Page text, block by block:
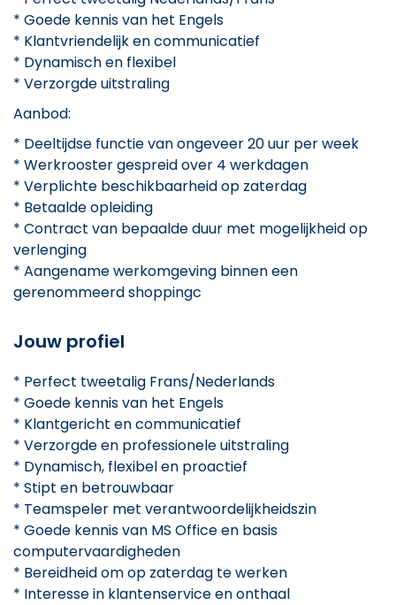
* Goede kennis van het Engels
* Klantvriendelijk en communicatief
* Dynamisch en flexibel
* Verzorgde uitstraling
Aanbod:
* Deeltijdse functie van ongeveer 20 uur per week
* Werkrooster gespreid over 4 werkdagen
* Verplichte beschikbaarheid op zaterdag
* Betaalde opleiding
* Contract van bepaalde duur met mogelijkheid op
verlenging
* Aangename werkomgeving binnen een
gerenommeerd shoppingc
Jouw profiel
* Perfect tweetalig Frans/Nederlands
* Goede kennis van het Engels
* Klantgericht en communicatief
* Verzorgde en professionele uitstraling
* Dynamisch, flexibel en proactief
* Stipt en betrouwbaar
* Teamspeler met verantwoordelijkheidszin
* Goede kennis van MS Office en basis
computervaardigheden
* Bereidheid om op zaterdag te werken
* Interesse in klantenservice en onthaal